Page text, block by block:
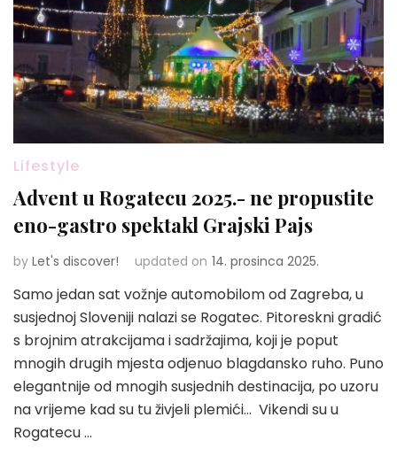
Lifestyle
Advent u Rogatecu 2025.- ne propustite
eno-gastro spektakl Grajski Pajs
by Let's discover! updated on 14. prosinca 2025.
Samo jedan sat vožnje automobilom od Zagreba, u
susjednoj Sloveniji nalazi se Rogatec. Pitoreskni gradić
s brojnim atrakcijama i sadržajima, koji je poput
mnogih drugih mjesta odjenuo blagdansko ruho. Puno
elegantnije od mnogih susjednih destinacija, po uzoru
na vrijeme kad su tu živjeli plemići… Vikendi su u
Rogatecu …